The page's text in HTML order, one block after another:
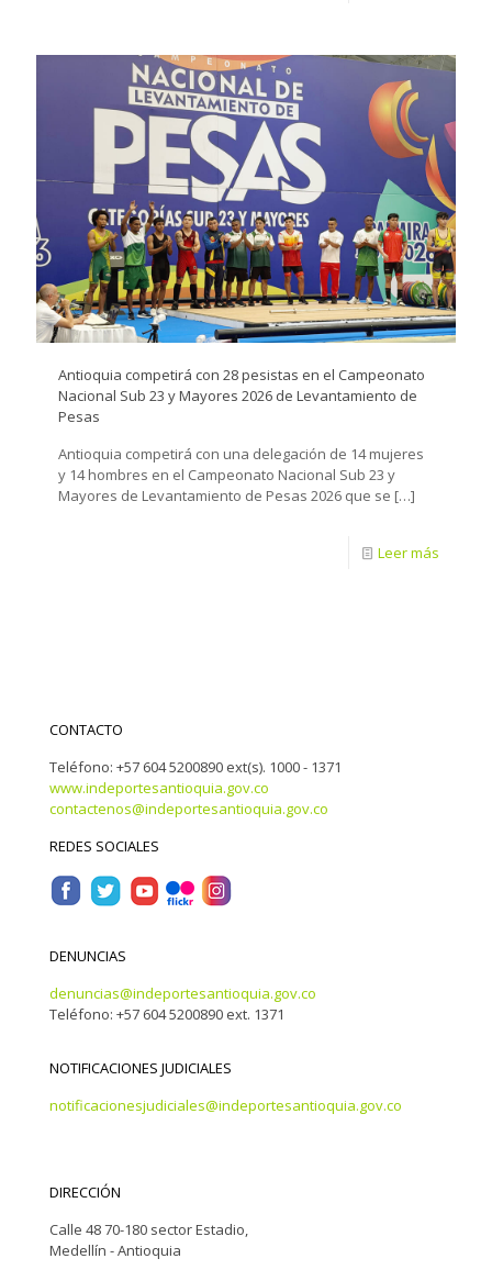
Antioquia competirá con 28 pesistas en el Campeonato
Nacional Sub 23 y Mayores 2026 de Levantamiento de
Pesas
Antioquia competirá con una delegación de 14 mujeres
y 14 hombres en el Campeonato Nacional Sub 23 y
Mayores de Levantamiento de Pesas 2026 que se […]
Leer más
CONTACTO
Teléfono: +57 604 5200890 ext(s). 1000 - 1371
www.indeportesantioquia.gov.co
contactenos@indeportesantioquia.gov.co
REDES SOCIALES
DENUNCIAS
denuncias@indeportesantioquia.gov.co
Teléfono: +57 604 5200890 ext. 1371
NOTIFICACIONES JUDICIALES
notificacionesjudiciales@indeportesantioquia.gov.co
DIRECCIÓN
Calle 48 70-180 sector Estadio,
Medellín - Antioquia